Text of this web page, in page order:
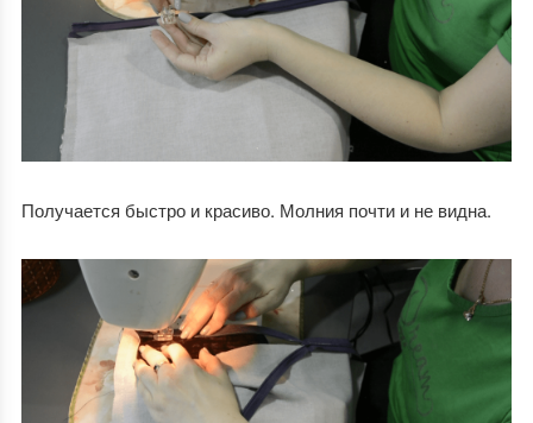
Получается быстро и красиво. Молния почти и не видна.